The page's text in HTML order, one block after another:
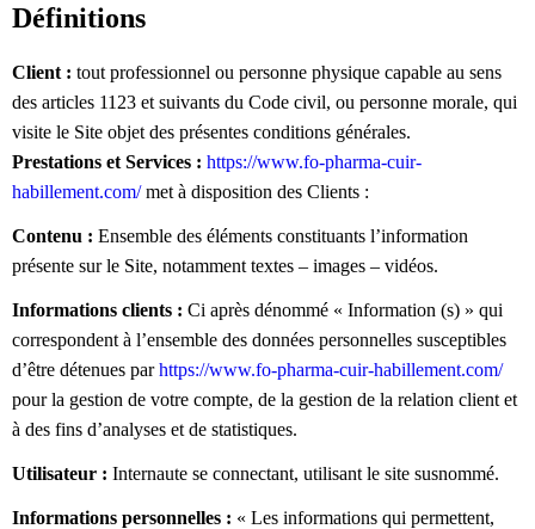
Définitions
Client : tout professionnel ou personne physique capable au sens
des articles 1123 et suivants du Code civil, ou personne morale, qui
visite le Site objet des présentes conditions générales.
Prestations et Services : https://www.fo-pharma-cuir-
habillement.com/met à disposition des Clients :
Contenu : Ensemble des éléments constituants l’information
présente sur le Site, notamment textes – images – vidéos.
Informations clients : Ci après dénommé « Information (s) » qui
correspondent à l’ensemble des données personnelles susceptibles
d’être détenues parhttps://www.fo-pharma-cuir-habillement.com/
pour la gestion de votre compte, de la gestion de la relation client et
à des fins d’analyses et de statistiques.
Utilisateur : Internaute se connectant, utilisant le site susnommé.
Informations personnelles : « Les informations qui permettent,